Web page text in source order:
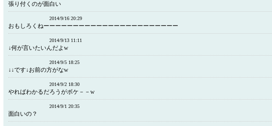
張り付くのが面白い
2014/9/16 20:29
おもしろくねーーーーーーーーーーーーーーーーーーーーーーー
2014/9/13 11:11
↓何が言いたいんだよw
2014/9/5 18:25
↓↓です↓お前の方がなw
2014/9/2 18:30
やればわかるだろうがボケ－－w
2014/9/1 20:35
面白いの？